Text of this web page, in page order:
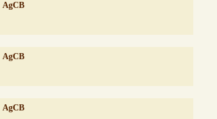
AgCB
AgCB
AgCB